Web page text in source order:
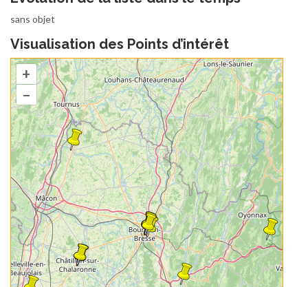
sans objet
Visualisation des Points d’intérêt
+
–